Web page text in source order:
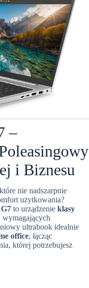
–
i Biznesu
które nie nadszarpnie
użytkowania?
to urządzenie klasy
wymagających
ultrabook idealnie
office, łącząc
której potrzebujesz